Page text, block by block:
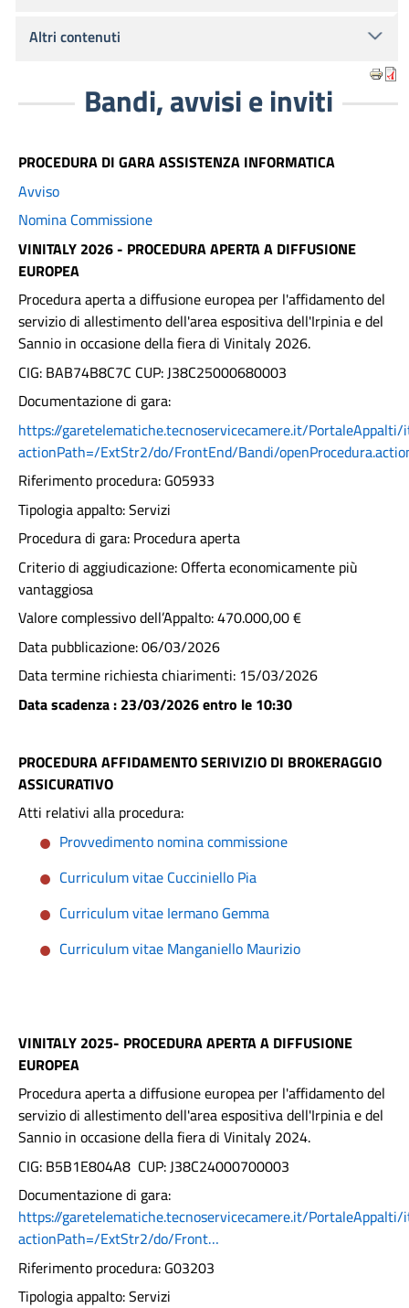
Altri contenuti
Bandi, avvisi e inviti
PROCEDURA DI GARA ASSISTENZA INFORMATICA
Avviso
Nomina Commissione
VINITALY 2026 - PROCEDURA APERTA A DIFFUSIONE
EUROPEA
Procedura aperta a diffusione europea per l'affidamento del
servizio di allestimento dell'area espositiva dell'Irpinia e del
Sannio in occasione della fiera di Vinitaly 2026.
CIG: BAB74B8C7C CUP: J38C25000680003
Documentazione di gara:
https://garetelematiche.tecnoservicecamere.it/
actionPath=/ExtStr2/do/FrontEnd/Bandi/
Riferimento procedura: G05933
Tipologia appalto: Servizi
Procedura di gara: Procedura aperta
Criterio di aggiudicazione: Offerta economicamente più
vantaggiosa
Valore complessivo dell’Appalto: 470.000,00 €
Data pubblicazione: 06/03/2026
Data termine richiesta chiarimenti: 15/03/2026
Data scadenza : 23/03/2026 entro le 10:30
PROCEDURA AFFIDAMENTO SERIVIZIO DI BROKERAGGIO
ASSICURATIVO
Atti relativi alla procedura:
Provvedimento nomina commissione
Curriculum vitae Cucciniello Pia
Curriculum vitae Iermano Gemma
Curriculum vitae Manganiello Maurizio
VINITALY 2025- PROCEDURA APERTA A DIFFUSIONE
EUROPEA
Procedura aperta a diffusione europea per l'affidamento del
servizio di allestimento dell'area espositiva dell'Irpinia e del
Sannio in occasione della fiera di Vinitaly 2024.
CIG: B5B1E804A8 CUP: J38C24000700003
Documentazione di gara:
https://garetelematiche.tecnoservicecamere.it/
actionPath=/ExtStr2/do/Front…
Riferimento procedura: G03203
Tipologia appalto: Servizi